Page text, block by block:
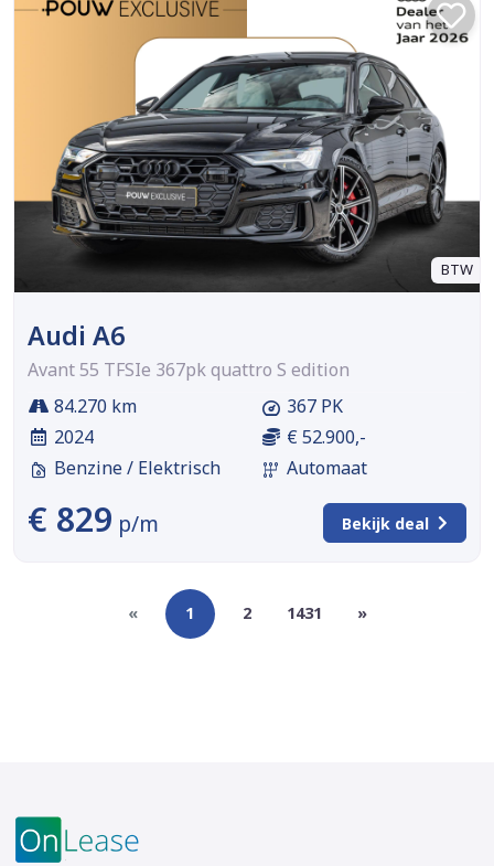
BTW
Audi A6
Avant 55 TFSIe 367pk quattro S edition
84.270 km
2024
Benzine / Elektrisch
367 PK
€ 52.900,-
Automaat
€ 829 p/m Bekijk deal
« 1 2 1431 »